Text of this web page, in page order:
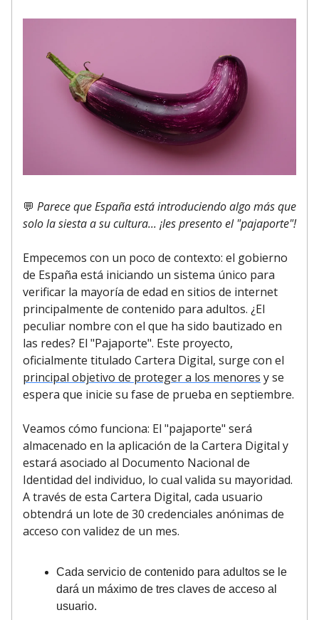
💬 Parece que España está introduciendo algo más que
solo la siesta a su cultura... ¡les presento el "pajaporte"!
Empecemos con un poco de contexto: el gobierno
de España está iniciando un sistema único para
verificar la mayoría de edad en sitios de internet
principalmente de contenido para adultos. ¿El
peculiar nombre con el que ha sido bautizado en
las redes? El "Pajaporte". Este proyecto,
oficialmente titulado Cartera Digital, surge con el
principal objetivo de proteger a los menores y se
espera que inicie su fase de prueba en septiembre.
Veamos cómo funciona: El "pajaporte" será
almacenado en la aplicación de la Cartera Digital y
estará asociado al Documento Nacional de
Identidad del individuo, lo cual valida su mayoridad.
A través de esta Cartera Digital, cada usuario
obtendrá un lote de 30 credenciales anónimas de
acceso con validez de un mes.
Cada servicio de contenido para adultos se le
dará un máximo de tres claves de acceso al
usuario.